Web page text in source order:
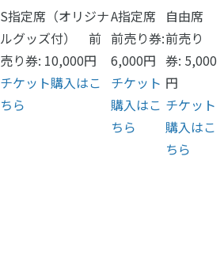
S指定席（オリジナ
ルグッズ付） 前
売り券: 10,000円
チケット購入はこ
ちら
A指定席
前売り券:
6,000円
チケット
購入はこ
ちら
自由席
前売り
券: 5,000
円
チケット
購入はこ
ちら